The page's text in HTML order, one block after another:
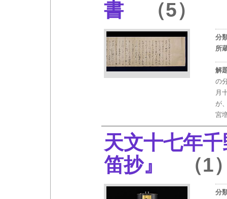
書 （5）
分
所
解
の
月
が
宮
天文十七年
笛抄』
（1
分